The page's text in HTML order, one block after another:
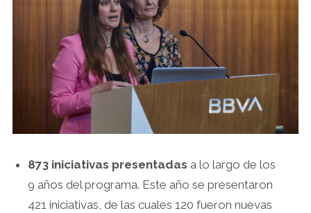
873 iniciativas presentadas a lo largo de los
9 años del programa. Este año se presentaron
421 iniciativas, de las cuales 120 fueron nuevas